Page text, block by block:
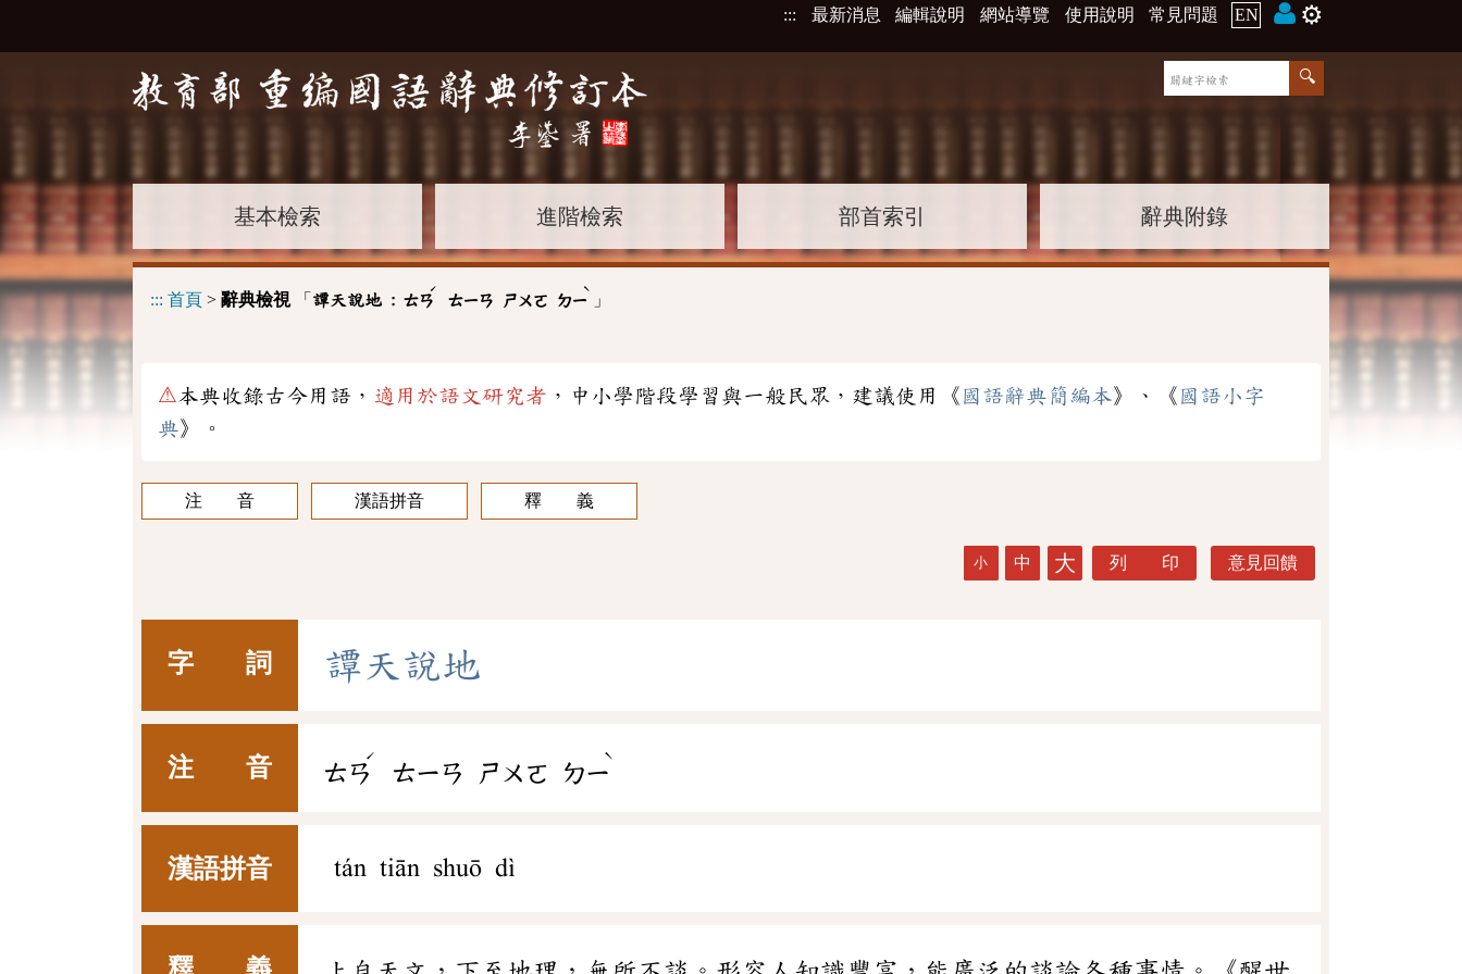
::: 最新消息 編輯說明 網站導覽 使用說明 常見問題 EN ⚙️
基本檢索 進階檢索 部首索引 辭典附錄
::: 首頁 > 辭典檢視「 譚天說地 : ㄊㄢ
ˊ
ㄊㄧㄢ ㄕㄨㄛ ㄉㄧ
ˋ
」
⚠本典收錄古今用語， 適用於語文研究者 ，中小學階段學習與一般民眾，建議使用《 國語辭典簡編本》、《 國語小字
典》。
注 音 漢語拼音 釋 義
小 中 大 列 印 意見回饋
字 詞 譚天 說地
注 音 ㄊㄢ
ˊ
ㄊㄧㄢ ㄕㄨㄛ ㄉㄧ
ˋ
漢語拼音 tán tiān shuō dì